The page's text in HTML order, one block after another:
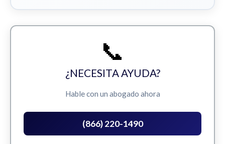
📞
¿NECESITA AYUDA?
Hable con un abogado ahora
(866) 220-1490